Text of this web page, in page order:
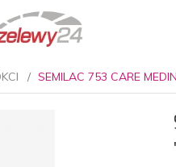
SEMILAC 753 CARE